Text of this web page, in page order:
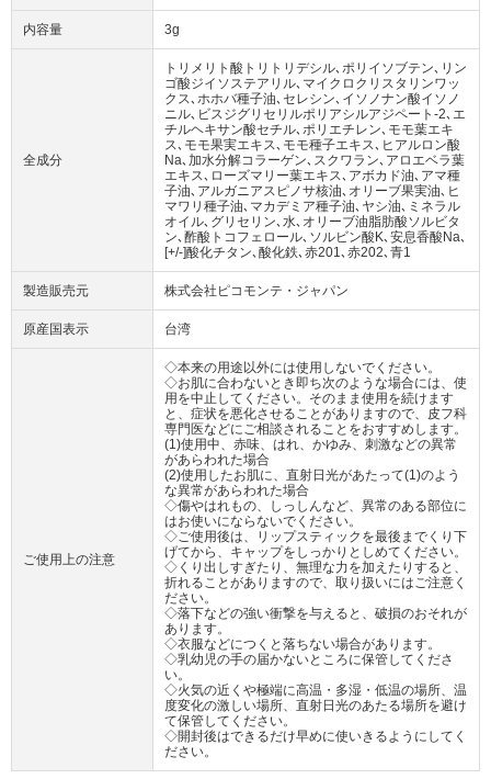
内容量 3g
全成分
トリメリト酸トリトリデシル､ポリイソブテン､リン
ゴ酸ジイソステアリル､マイクロクリスタリンワッ
クス､ホホバ種子油､セレシン､イソノナン酸イソノ
ニル､ビスジグリセリルポリアシルアジペート-2､エ
チルヘキサン酸セチル､ポリエチレン､モモ葉エキ
ス､モモ果実エキス､モモ種子エキス､ヒアルロン酸
Na､加水分解コラーゲン､スクワラン､アロエベラ葉
エキス､ローズマリー葉エキス､アボカド油､アマ種
子油､アルガニアスピノサ核油､オリーブ果実油､ヒ
マワリ種子油､マカデミア種子油､ヤシ油､ミネラル
オイル､グリセリン､水､オリーブ油脂肪酸ソルビタ
ン､酢酸トコフェロール､ソルビン酸K､安息香酸Na､
[+/-]酸化チタン､酸化鉄､赤201､赤202､青1
製造販売元 株式会社ピコモンテ・ジャパン
原産国表示 台湾
ご使用上の注意
◇本来の用途以外には使用しないでください。
◇お肌に合わないとき即ち次のような場合には、使
用を中止してください。そのまま使用を続けます
と、症状を悪化させることがありますので、皮フ科
専門医などにご相談されることをおすすめします。
(1)使用中、赤味、はれ、かゆみ、刺激などの異常
があらわれた場合
(2)使用したお肌に、直射日光があたって(1)のよう
な異常があらわれた場合
◇傷やはれもの、しっしんなど、異常のある部位に
はお使いにならないでください。
◇ご使用後は、リップスティックを最後までくり下
げてから、キャップをしっかりとしめてください。
◇くり出しすぎたり、無理な力を加えたりすると、
折れることがありますので、取り扱いにはご注意く
ださい。
◇落下などの強い衝撃を与えると、破損のおそれが
あります。
◇衣服などにつくと落ちない場合があります。
◇乳幼児の手の届かないところに保管してくださ
い。
◇火気の近くや極端に高温・多湿・低温の場所、温
度変化の激しい場所、直射日光のあたる場所を避け
て保管してください。
◇開封後はできるだけ早めに使いきるようにしてく
ださい。